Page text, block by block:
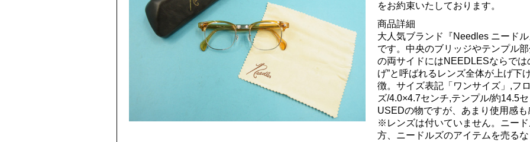
をお約束いたしております。
商品詳細
大人気ブランド『Needles ニード
です。中央のブリッジやテンプル
の両サイドにはNEEDLESならでは
げ”と呼ばれるレンズ全体が上げ下
徴。サイズ表記「ワンサイズ」,フ
ズ/4.0×4.7センチ,テンプル/約14.5
USEDの物ですが、あまり使用感
※レンズは付いていません。ニー
方、ニードルズのアイテムを売る